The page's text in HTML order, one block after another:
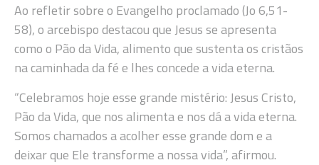
Ao refletir sobre o Evangelho proclamado (Jo 6,51-
58), o arcebispo destacou que Jesus se apresenta
como o Pão da Vida, alimento que sustenta os cristãos
na caminhada da fé e lhes concede a vida eterna.
“Celebramos hoje esse grande mistério: Jesus Cristo,
Pão da Vida, que nos alimenta e nos dá a vida eterna.
Somos chamados a acolher esse grande dom e a
deixar que Ele transforme a nossa vida”, afirmou.